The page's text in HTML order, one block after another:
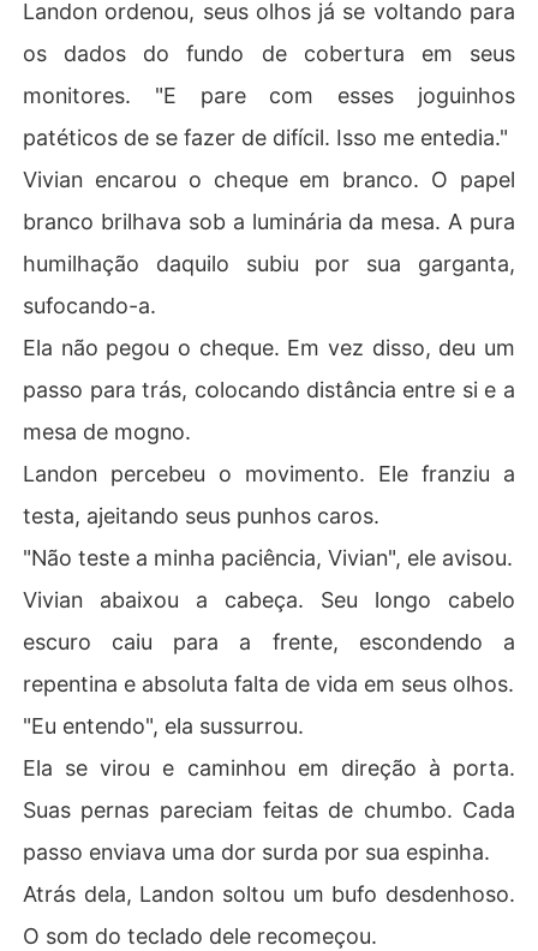
Landon ordenou, seus olhos já se voltando para
os dados do fundo de cobertura em seus
monitores. "E pare com esses joguinhos
patéticos de se fazer de difícil. Isso me entedia."
Vivian encarou o cheque em branco. O papel
branco brilhava sob a luminária da mesa. A pura
humilhação daquilo subiu por sua garganta,
sufocando-a.
Ela não pegou o cheque. Em vez disso, deu um
passo para trás, colocando distância entre si e a
mesa de mogno.
Landon percebeu o movimento. Ele franziu a
testa, ajeitando seus punhos caros.
"Não teste a minha paciência, Vivian", ele avisou.
Vivian abaixou a cabeça. Seu longo cabelo
escuro caiu para a frente, escondendo a
repentina e absoluta falta de vida em seus olhos.
"Eu entendo", ela sussurrou.
Ela se virou e caminhou em direção à porta.
Suas pernas pareciam feitas de chumbo. Cada
passo enviava uma dor surda por sua espinha.
Atrás dela, Landon soltou um bufo desdenhoso.
O som do teclado dele recomeçou.